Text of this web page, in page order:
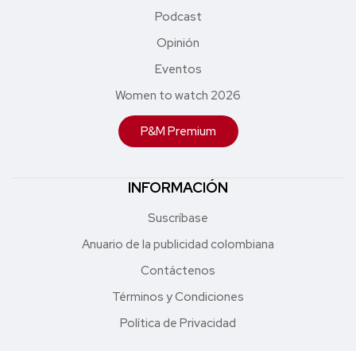
Podcast
Opinión
Eventos
Women to watch 2026
P&M Premium
INFORMACIÓN
Suscríbase
Anuario de la publicidad colombiana
Contáctenos
Términos y Condiciones
Política de Privacidad